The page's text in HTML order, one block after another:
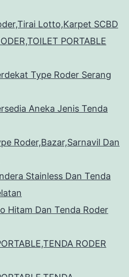
Lotto,Karpet SCBD
PORTABLE
Type Roder Serang
Aneka Jenis Tenda
Roder,Bazar,Sarnavil Dan
Stainless Dan Tenda
Hitam Dan Tenda Roder
RODER